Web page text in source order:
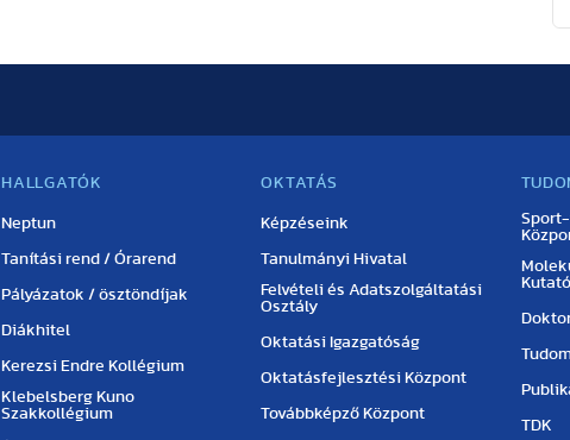
HALLGATÓK
Neptun
Tanítási rend / Órarend
Pályázatok / ösztöndíjak
Diákhitel
Kerezsi Endre Kollégium
Klebelsberg Kuno
Szakkollégium
OKTATÁS
Képzéseink
Tanulmányi Hivatal
Felvételi és Adatszolgáltatási
Osztály
Oktatási Igazgatóság
Oktatásfejlesztési Központ
Továbbképző Központ
TDK